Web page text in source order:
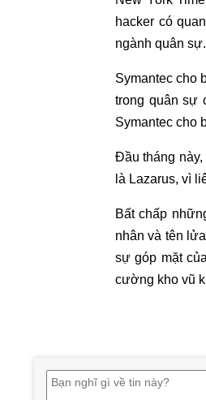
hacker có
ngành quân sự.
Symantec cho
trong quân sự
Symantec cho
Đầu tháng này,
là Lazarus, vì
Bất chấp
nhân và tên
sự góp mặt
cường kho vũ